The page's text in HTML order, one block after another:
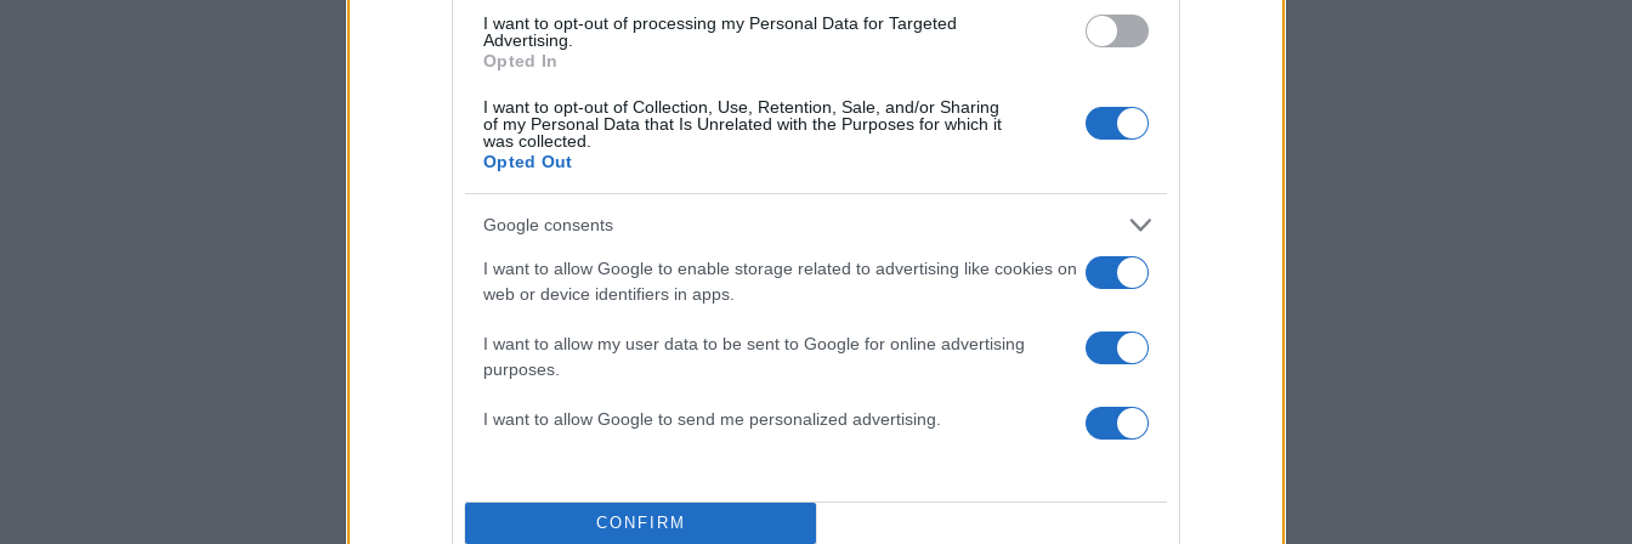
I want to opt-out of processing my Personal Data for Targeted
Advertising.
Opted In
I want to opt-out of Collection, Use, Retention, Sale, and/or Sharing
of my Personal Data that Is Unrelated with the Purposes for which it
was collected.
Opted Out
Google consents
I want to allow Google to enable storage related to advertising like cookies on
web or device identifiers in apps.
I want to allow my user data to be sent to Google for online advertising
purposes.
I want to allow Google to send me personalized advertising.
CONFIRM